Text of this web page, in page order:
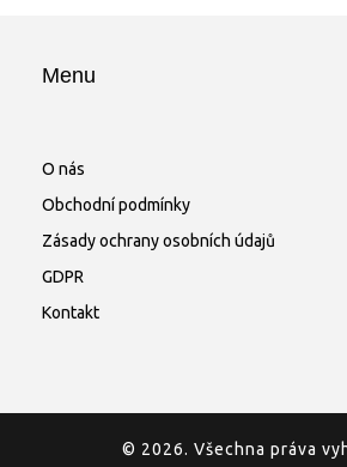
Menu
O nás
Obchodní podmínky
Zásady ochrany osobních údajů
GDPR
Kontakt
© 2026. Všechna práva